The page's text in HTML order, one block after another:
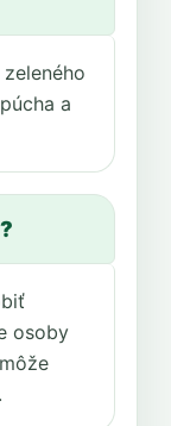
a
osoby